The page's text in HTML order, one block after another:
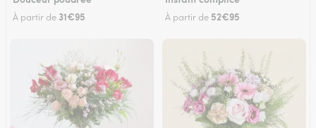
À partir de 31€95 À partir de 52€95